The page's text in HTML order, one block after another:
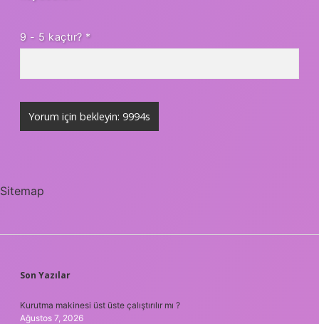
9 - 5 kaçtır? *
Sitemap
SIDEBAR
Son Yazılar
Kurutma makinesi üst üste çalıştırılır mı ?
Ağustos 7, 2026